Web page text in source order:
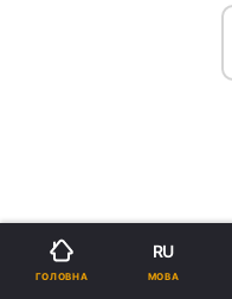
Деякі держави вже
рішення.
ГОЛОВНА
RU
МОВА